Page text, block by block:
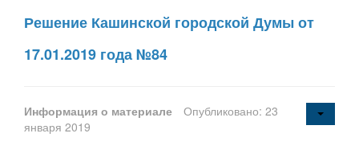
Решение Кашинской городской Думы от
17.01.2019 года №84
Информация о материале
Опубликовано: 23
января 2019